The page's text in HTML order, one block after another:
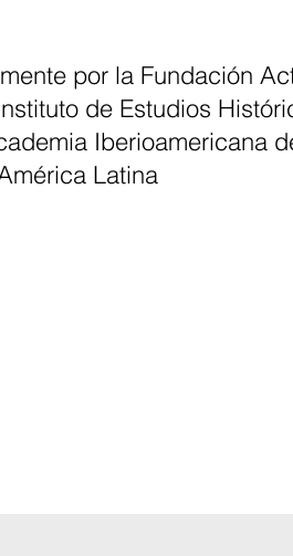
por la Fundación
de Estudios
Iberioamericana
Latina